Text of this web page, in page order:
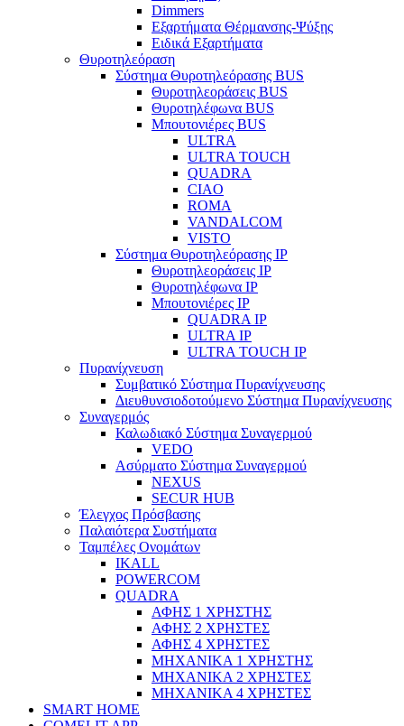
Dimmers
Εξαρτήματα Θέρμανσης-Ψύξης
Ειδικά Εξαρτήματα
Θυροτηλεόραση
Σύστημα Θυροτηλεόρασης BUS
Θυροτηλεοράσεις BUS
Θυροτηλέφωνα BUS
Μπουτονιέρες BUS
ULTRA
ULTRA TOUCH
QUADRA
CIAO
ROMA
VANDALCOM
VISTO
Σύστημα Θυροτηλεόρασης IP
Θυροτηλεοράσεις IP
Θυροτηλέφωνα IP
Μπουτονιέρες IP
QUADRA IP
ULTRA IP
ULTRA TOUCH IP
Πυρανίχνευση
Συμβατικό Σύστημα Πυρανίχνευσης
Διευθυνσιοδοτούμενο Σύστημα Πυρανίχνευσης
Συναγερμός
Καλωδιακό Σύστημα Συναγερμού
VEDO
Ασύρματο Σύστημα Συναγερμού
NEXUS
SECUR HUB
Έλεγχος Πρόσβασης
Παλαιότερα Συστήματα
Ταμπέλες Ονομάτων
IKALL
POWERCOM
QUADRA
ΑΦΗΣ 1 ΧΡΗΣΤΗΣ
ΑΦΗΣ 2 ΧΡΗΣΤΕΣ
ΑΦΗΣ 4 ΧΡΗΣΤΕΣ
ΜΗΧΑΝΙΚΑ 1 ΧΡΗΣΤΗΣ
ΜΗΧΑΝΙΚΑ 2 ΧΡΗΣΤΕΣ
ΜΗΧΑΝΙΚΑ 4 ΧΡΗΣΤΕΣ
SMART HOME